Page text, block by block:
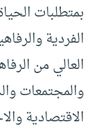
بمتطلبات
الفردية
العالي من
والمجتمعات
الاقتصادية